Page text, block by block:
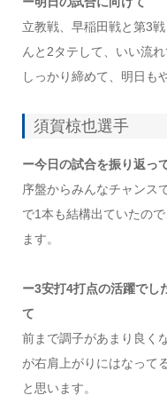
立教戦、早稲田戦と第3
んと2タテして、いい流
しっかり締めて、明日も
須賀椋也選手
ー今日の試合を振り返っ
序盤からみんなチャンス
で1本も結構出ていたの
ます。
ー3安打4打点の活躍でし
て
前まで調子があまり良く
が右肩上がりにはなって
と思います。